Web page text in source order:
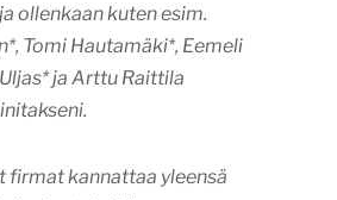
ollenkaan kuten esim.
, Tomi Hautamäki*, Eemeli
* ja Arttu Raittila
firmat kannattaa yleensä